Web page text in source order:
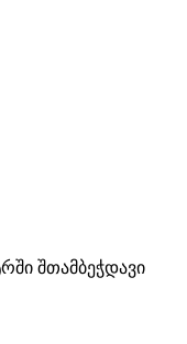
შთამბეჭდავი